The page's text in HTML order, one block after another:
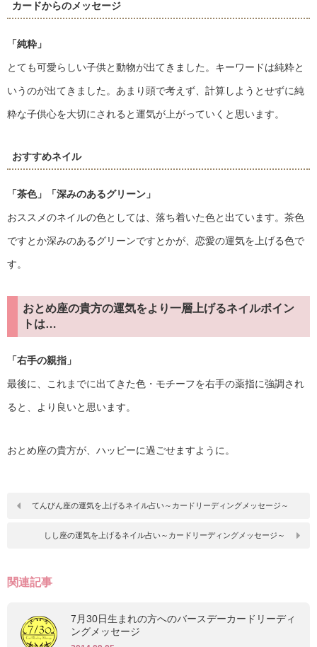
カードからのメッセージ
「純粋」
とても可愛らしい子供と動物が出てきました。キーワードは純粋と
いうのが出てきました。あまり頭で考えず、計算しようとせずに純
粋な子供心を大切にされると運気が上がっていくと思います。
おすすめネイル
「茶色」 「深みのあるグリーン」
おススメのネイルの色としては、落ち着いた色と出ています。茶色
ですとか深みのあるグリーンですとかが、恋愛の運気を上げる色で
す。
おとめ座の貴方の運気をより一層上げるネイルポイン
トは…
「右手の親指」
最後に、これまでに出てきた色・モチーフを右手の薬指に強調され
ると、より良いと思います。
おとめ座の貴方が、ハッピーに過ごせますように。
てんびん座の運気を上げるネイル占い～カードリーディングメッセージ～
しし座の運気を上げるネイル占い～カードリーディングメッセージ～
関連記事
7月30日生まれの方へのバースデーカードリーディ
ングメッセージ